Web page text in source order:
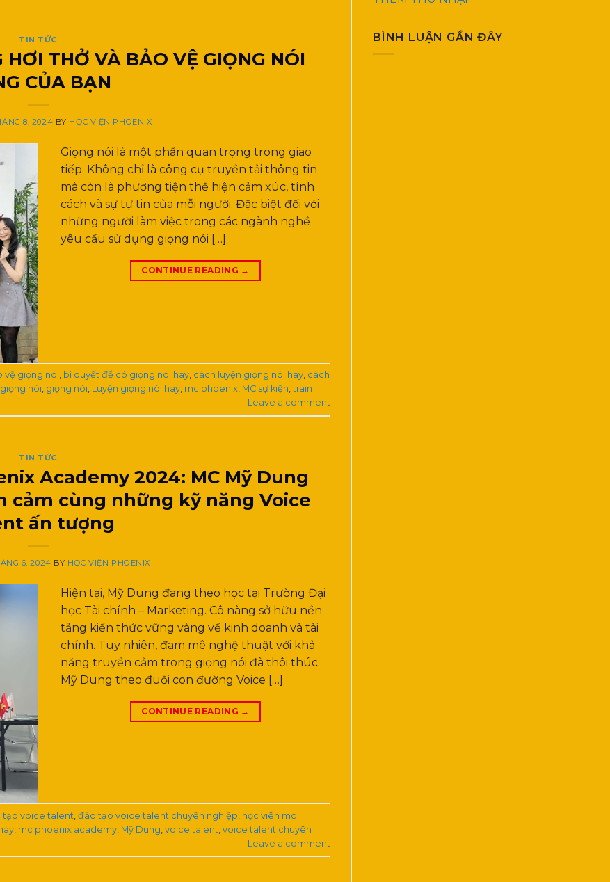
TIN TỨC
THỞ VÀ BẢO VỆ GIỌNG NÓI
CỦA BẠN
8, 2024 BY HỌC VIỆN PHOENIX
Giọng nói là một phần quan trọng trong giao
tiếp. Không chỉ là công cụ truyền tải thông tin
mà còn là phương tiện thể hiện cảm xúc, tính
cách và sự tự tin của mỗi người. Đặc biệt đối với
những người làm việc trong các ngành nghề
yêu cầu sử dụng giọng nói […]
CONTINUE READING →
vệ giọng nói, bí quyết để có giọng nói hay, cách luyện giọng nói hay, cách
nói, giọng nói, Luyện giọng nói hay, mc phoenix, MC sự kiện,train
Leave a comment
TIN TỨC
Academy 2024: MC Mỹ Dung
cảm cùng những kỹ năng Voice
ấn tượng
6, 2024 BY HỌC VIỆN PHOENIX
Hiện tại, Mỹ Dung đang theo học tại Trường Đại
học Tài chính – Marketing. Cô nàng sở hữu nền
tảng kiến thức vững vàng về kinh doanh và tài
chính. Tuy nhiên, đam mê nghệ thuật với khả
năng truyền cảm trong giọng nói đã thôi thúc
Mỹ Dung theo đuổi con đường Voice […]
CONTINUE READING →
tạo voice talent đào tạo voice talent chuyên nghiệp học viên mc
mc phoenix academy Mỹ Dung voice talent voice talent chuyên
Leave a comment
BÌNH LUẬN GẦN ĐÂY